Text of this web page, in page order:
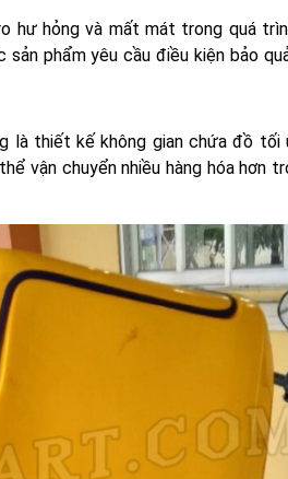
hư hỏng và mất mát trong quá
phẩm yêu cầu điều kiện bảo
là thiết kế không gian chứa đồ
vận chuyển nhiều hàng hóa hơn